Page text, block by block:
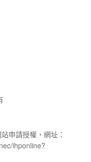
申請授權，網址：
ihponline?